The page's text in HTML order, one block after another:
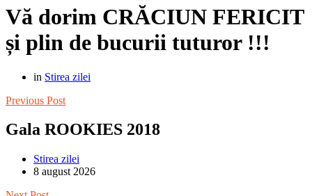
Vă dorim CRĂCIUN FERICIT
și plin de bucurii tuturor !!!
in Stirea zilei
Previous Post
Gala ROOKIES 2018
Stirea zilei
8 august 2026